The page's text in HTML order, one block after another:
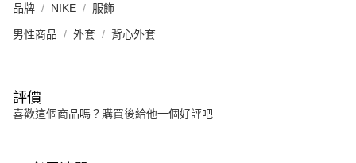
品牌 NIKE 服飾
男性商品 外套 背心外套
評價
喜歡這個商品嗎？購買後給他一個好評吧